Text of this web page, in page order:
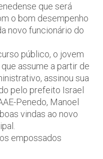
que será
o bom desempenho
novo funcionário do
público, o jovem
assume a partir de
assinou sua
pelo prefeito Israel
Penedo, Manoel
vindas ao novo
empossados